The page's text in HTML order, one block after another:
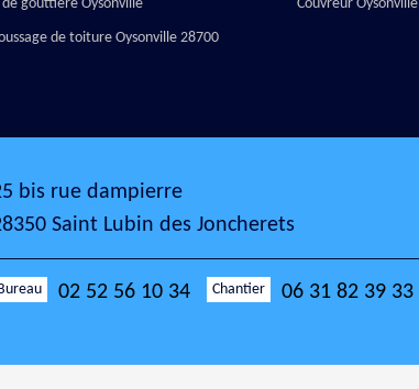
gouttière Oysonville
de toiture Oysonville 28700
Couvreur Oysonville
bis rue dampierre
Saint Lubin des Joncherets
02 52 56 10 34 Chantier 06 31 82 39 33